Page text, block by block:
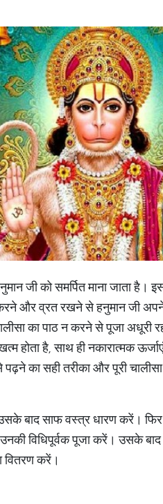
जी को समर्पित माना जाता है।
और व्रत रखने से हनुमान जी
का पाठ न करने से पूजा अधूरी
होता है, साथ ही नकारात्मक
का सही तरीका और पूरी
बाद साफ वस्त्र धारण करें।
विधिपूर्वक पूजा करें। उसके
वितरण करें।